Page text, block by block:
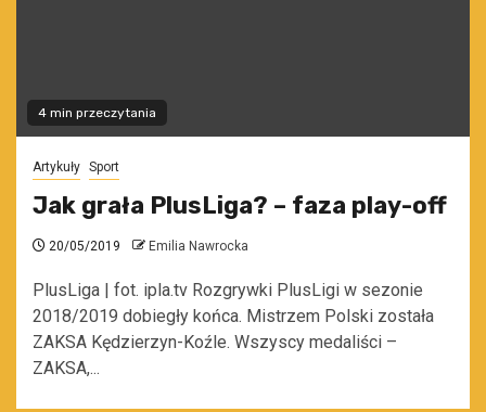
4 min przeczytania
Artykuły Sport
Jak grała PlusLiga? – faza play-off
20/05/2019 Emilia Nawrocka
PlusLiga | fot. ipla.tv Rozgrywki PlusLigi w sezonie
2018/2019 dobiegły końca. Mistrzem Polski została
ZAKSA Kędzierzyn-Koźle. Wszyscy medaliści –
ZAKSA,...